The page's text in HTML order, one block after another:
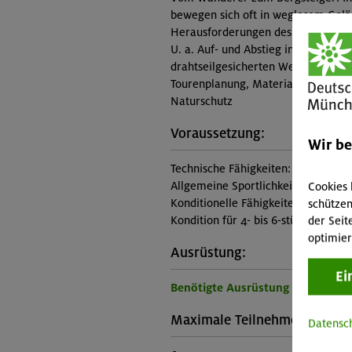
bewegen sich oft in weglosem
Herausforderungen des Gebirges
U. a. Auf- und Abstieg in
drahtseilgesicherten Wegen,
Tourenplanung, Materialkunde,
Naturschutz
Voraussetzung:
Technische Fähigkeiten:
Allgemeine Sportlichkeit.
Konditionelle Fähigkeiten:
Kondition für 4- bis 6-stündige
Ausrüstung:
Benötigte Ausrüstung für diese
Maximale Teilnehmerzahl:
Wir
der